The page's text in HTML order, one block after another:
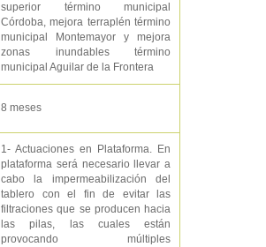
superior término municipal
Córdoba, mejora terraplén término
municipal Montemayor y mejora
zonas inundables término
municipal Aguilar de la Frontera
8 meses
1- Actuaciones en Plataforma. En
plataforma será necesario llevar a
cabo la impermeabilización del
tablero con el fin de evitar las
filtraciones que se producen hacia
las pilas, las cuales están
provocando múltiples